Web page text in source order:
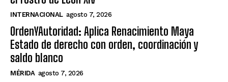
INTERNACIONAL agosto 7, 2026
OrdenYAutoridad: Aplica Renacimiento Maya
Estado de derecho con orden, coordinación y
saldo blanco
MÉRIDA agosto 7, 2026